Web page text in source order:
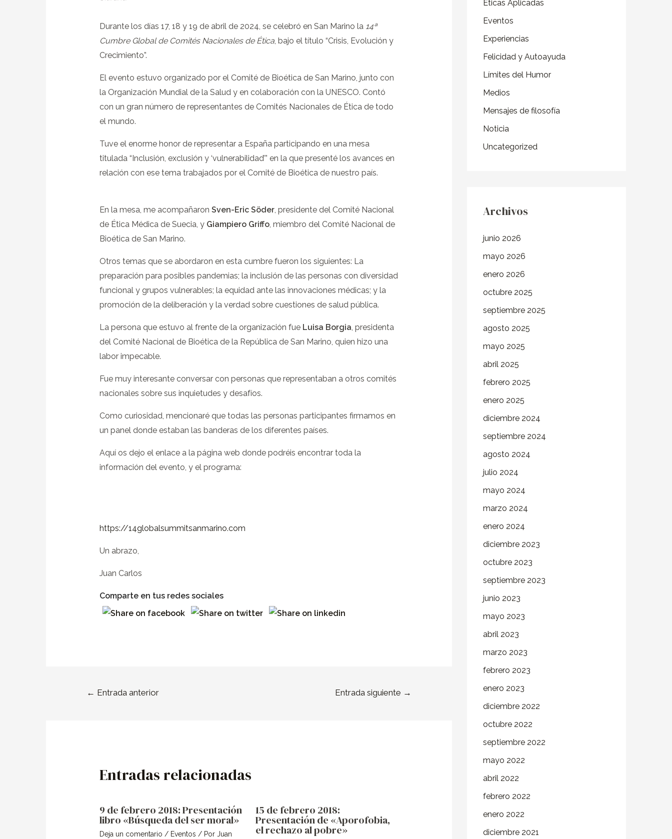
Durante los días 17, 18 y 19 de abril de 2024, se celebró en San Marino la 14ª
Cumbre Global de Comités Nacionales de Ética, bajo el título “Crisis, Evolución y
Crecimiento”.
El evento estuvo organizado por el Comité de Bioética de San Marino, junto con
la Organización Mundial de la Salud y en colaboración con la UNESCO. Contó
con un gran número de representantes de Comités Nacionales de Ética de todo
el mundo.
Tuve el enorme honor de representar a España participando en una mesa
titulada “Inclusión, exclusión y ‘vulnerabilidad’” en la que presenté los avances en
relación con ese tema trabajados por el Comité de Bioética de nuestro país.
En la mesa, me acompañaron Sven-Eric Söder, presidente del Comité Nacional
de Ética Médica de Suecia, y Giampiero Griffo, miembro del Comité Nacional de
Bioética de San Marino.
Otros temas que se abordaron en esta cumbre fueron los siguientes: La
preparación para posibles pandemias; la inclusión de las personas con diversidad
funcional y grupos vulnerables; la equidad ante las innovaciones médicas; y la
promoción de la deliberación y la verdad sobre cuestiones de salud pública.
La persona que estuvo al frente de la organización fue Luisa Borgia, presidenta
del Comité Nacional de Bioética de la República de San Marino, quien hizo una
labor impecable.
Fue muy interesante conversar con personas que representaban a otros comités
nacionales sobre sus inquietudes y desafíos.
Como curiosidad, mencionaré que todas las personas participantes firmamos en
un panel donde estaban las banderas de los diferentes países.
Aquí os dejo el enlace a la página web donde podréis encontrar toda la
información del evento, y el programa:
https://14globalsummitsanmarino.com
Un abrazo,
Juan Carlos
Comparte en tus redes sociales
← Entrada anterior Entrada siguiente →
Entradas relacionadas
9 de febrero 2018: Presentación
libro «Búsqueda del ser moral»
Deja un comentario / Eventos / Por Juan
15 de febrero 2018:
Presentación de «Aporofobia,
el rechazo al pobre»
o
r
:
Éticas Aplicadas
Eventos
Experiencias
Felicidad y Autoayuda
Límites del Humor
Medios
Mensajes de filosofía
Noticia
Uncategorized
Archivos
junio 2026
mayo 2026
enero 2026
octubre 2025
septiembre 2025
agosto 2025
mayo 2025
abril 2025
febrero 2025
enero 2025
diciembre 2024
septiembre 2024
agosto 2024
julio 2024
mayo 2024
marzo 2024
enero 2024
diciembre 2023
octubre 2023
septiembre 2023
junio 2023
mayo 2023
abril 2023
marzo 2023
febrero 2023
enero 2023
diciembre 2022
octubre 2022
septiembre 2022
mayo 2022
abril 2022
febrero 2022
enero 2022
diciembre 2021